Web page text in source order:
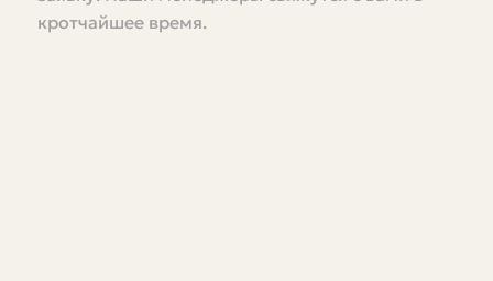
коротко — не значит полно. В этой статье я подробно
кротчайшее время.